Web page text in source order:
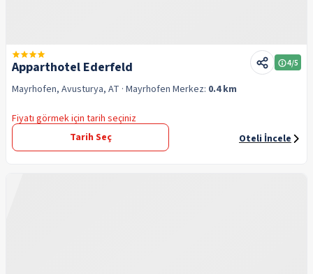
Apparthotel Ederfeld 4/5
Mayrhofen, Avusturya, AT · Mayrhofen Merkez: 0.4 km
Fiyatı görmek için tarih seçiniz
Tarih Seç
Oteli İncele